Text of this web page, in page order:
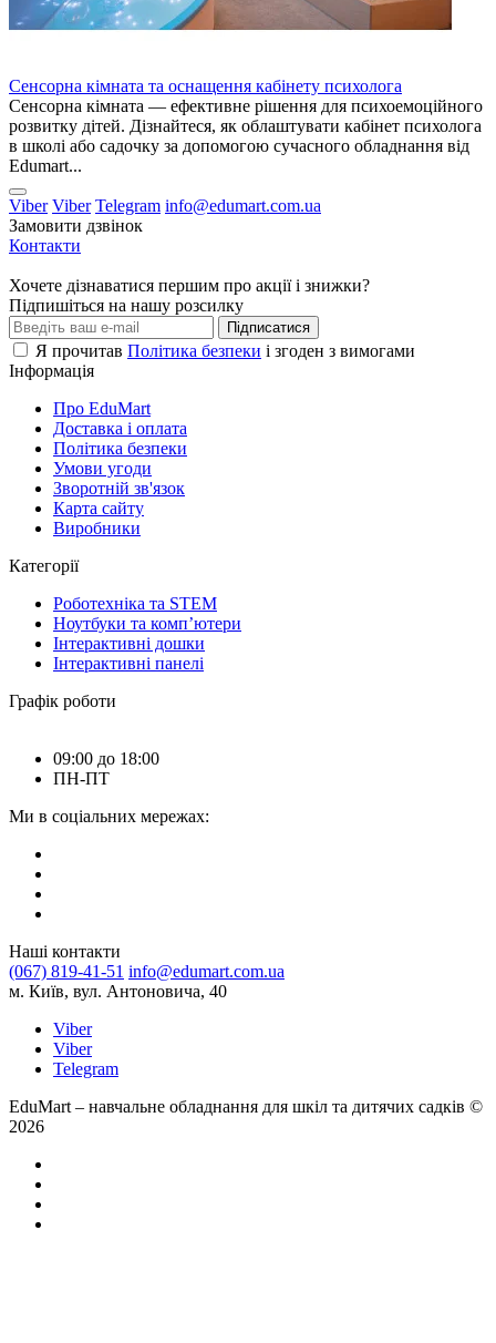
Сенсорна кімната та оснащення кабінету психолога
Сенсорна кімната — ефективне рішення для психоемоційного
розвитку дітей. Дізнайтеся, як облаштувати кабінет психолога
в школі або садочку за допомогою сучасного обладнання від
Edumart...
Viber Viber Telegram info@edumart.com.ua
Замовити дзвінок
Контакти
Хочете дізнаватися першим про акції і знижки?
Підпишіться на нашу розсилку
Підписатися
Я прочитав Політика безпеки і згоден з вимогами
Інформація
Про EduMart
Доставка і оплата
Політика безпеки
Умови угоди
Зворотній зв'язок
Карта сайту
Виробники
Категорії
Роботехніка та STEM
Ноутбуки та комп’ютери
Інтерактивні дошки
Інтерактивні панелі
Графік роботи
09:00 до 18:00
ПН-ПТ
Ми в соціальних мережах:
Наші контакти
(067) 819-41-51 info@edumart.com.ua
м. Київ, вул. Антоновича, 40
Viber
Viber
Telegram
EduMart – навчальне обладнання для шкіл та дитячих садків ©
2026